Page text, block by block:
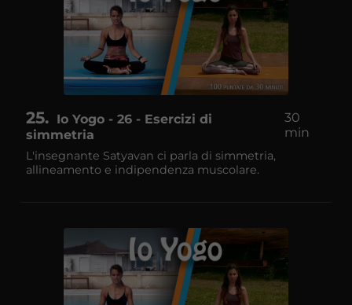
25
Io Yogo - 26 - Esercizi di
simmetria
30
min
L'insegnante Satyavan ci parla di simmetria,
allineamento e indipendenza muscolare.